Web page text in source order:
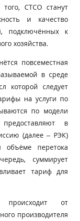
СТСО станут
и качество
подключённых к
хозяйства.
повсеместная
в среде
которой следует
на услуги по
по модели
в
(далее – РЭК)
перетока
суммирует
тариф для
от
производителя